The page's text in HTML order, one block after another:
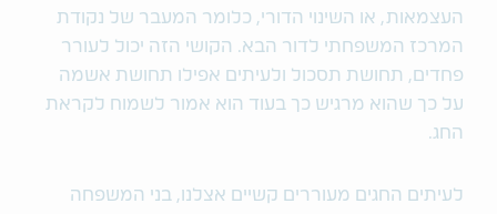
העצמאות, או השינוי הדורי, כלומר המעבר של נקודת
המרכז המשפחתי לדור הבא. הקושי הזה יכול לעורר
פחדים, תחושת תסכול ולעיתים אפילו תחושת אשמה
על כך שהוא מרגיש כך בעוד הוא אמור לשמוח לקראת
החג.
לעיתים החגים מעוררים קשיים אצלנו, בני המשפחה